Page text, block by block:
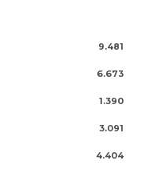
9.481
6.673
1.390
3.091
4.404